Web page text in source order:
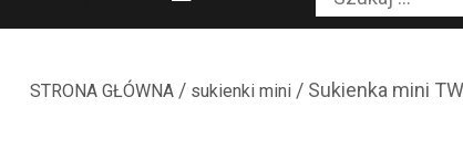
STRONA GŁÓWNA/ sukienki mini/ Sukienka mini